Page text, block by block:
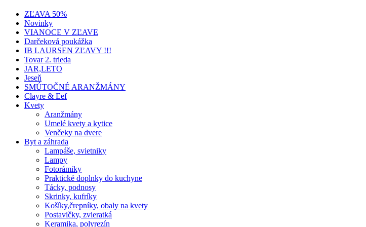
ZĽAVA 50%
Novinky
VIANOCE V ZĽAVE
Darčeková poukážka
IB LAURSEN ZĽAVY !!!
Tovar 2. trieda
JAR,LETO
Jeseň
SMÚTOČNÉ ARANŽMÁNY
Clayre & Eef
Kvety
Aranžmány
Umelé kvety a kytice
Venčeky na dvere
Byt a záhrada
Lampáše, svietniky
Lampy
Fotorámiky
Praktické doplnky do kuchyne
Tácky, podnosy
Skrinky, kufríky
Košíky,črepníky, obaly na kvety
Postavičky, zvieratká
Keramika, polyrezín